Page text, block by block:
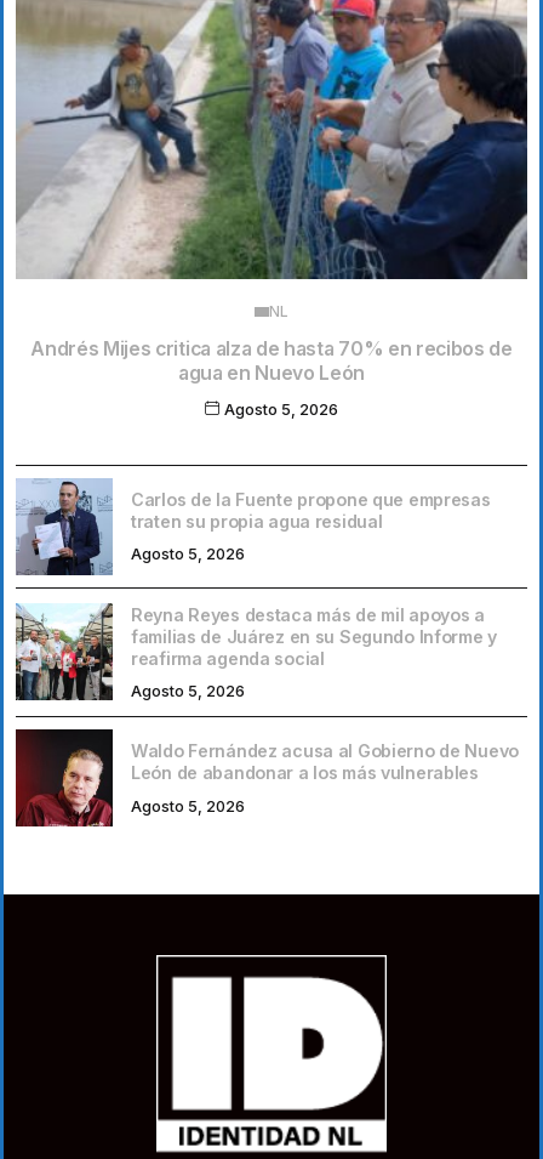
NL
Andrés Mijes critica alza de hasta 70% en recibos de
agua en Nuevo León
Agosto 5, 2026
Carlos de la Fuente propone que empresas
traten su propia agua residual
Agosto 5, 2026
Reyna Reyes destaca más de mil apoyos a
familias de Juárez en su Segundo Informe y
reafirma agenda social
Agosto 5, 2026
Waldo Fernández acusa al Gobierno de Nuevo
León de abandonar a los más vulnerables
Agosto 5, 2026